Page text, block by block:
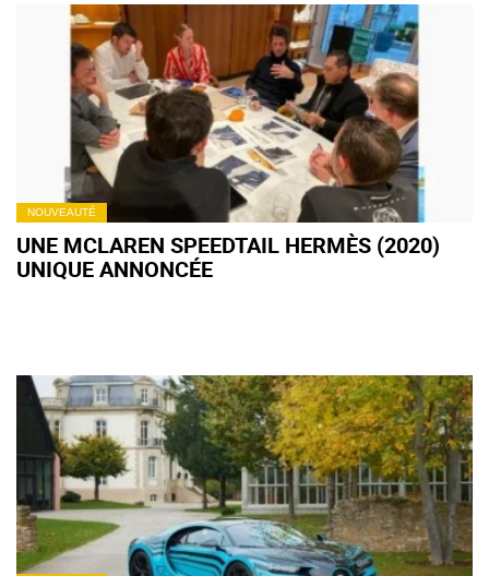
NOUVEAUTÉ
UNE MCLAREN SPEEDTAIL HERMÈS (2020)
UNIQUE ANNONCÉE